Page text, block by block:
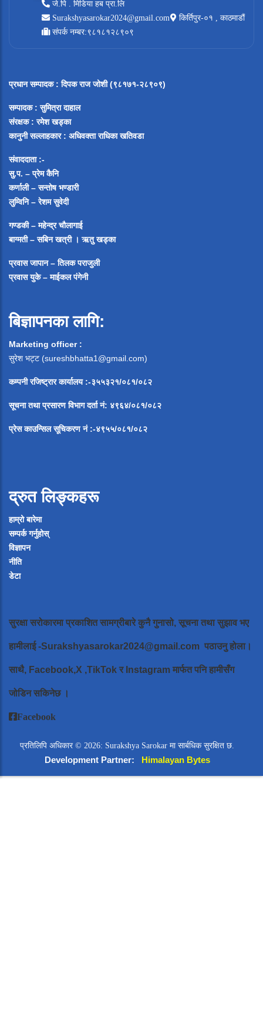
जे.पि . मिडिया हब प्रा.लि
Surakshyasarokar2024@gmail.com
किर्तिपुर-०१ , काठमाडौं
संपर्क नम्बर:९८१८१२८९०९
प्रधान सम्पादक: दिपक राज जोशी (९८१७१-२८९०९)
सम्पादक : सुमित्रा दाहाल
संरक्षक : रमेश खड्का
कानुनी सल्लाहकार : अधिवक्ता राधिका खतिवडा
संवाददाता :-
सु.प. – प्रेम कैनि
कर्णाली – सन्तोष भण्डारी
लुम्विनि – रेशम सुवेदी
गण्डकी – महेन्द्र चौलागाई
बाग्मती – सबिन खत्री ।ऋतु खड्का
प्रवास जापान – तिलक पराजुली
प्रवास युके – माईकल पंगेनी
बिज्ञापनका लागि:
Marketing officer :
सुरेश भट्ट (sureshbhatta1@gmail.com)
कम्पनी रजिष्ट्रार कार्यालय :-३५५३२१/०८१/०८२
सूचना तथा प्रसारण विभाग दर्ता नं: ४९६४/०८१/०८२
प्रेस काउन्सिल सूचिकरण नं:-४९५५/०८१/०८२
द्रुत लिङ्कहरू
हाम्रो बारेमा
सम्पर्क गर्नुहोस्
विज्ञापन
नीति
डेटा
सुरक्षा सरोकारमा प्रकाशित सामग्रीबारे कुनै गुनासो, सूचना तथा सुझाव भए
हामीलाई-Surakshyasarokar2024@gmail.com पठाउनु होला।
साथै, Facebook,X ,TikTok र Instagram मार्फत पनि हामीसँग
जोडिन सकिनेछ ।
Facebook
प्रतिलिपि अधिकार © 2026: Surakshya Sarokar मा सार्बधिक सुरक्षित छ.
Development Partner: Himalayan Bytes